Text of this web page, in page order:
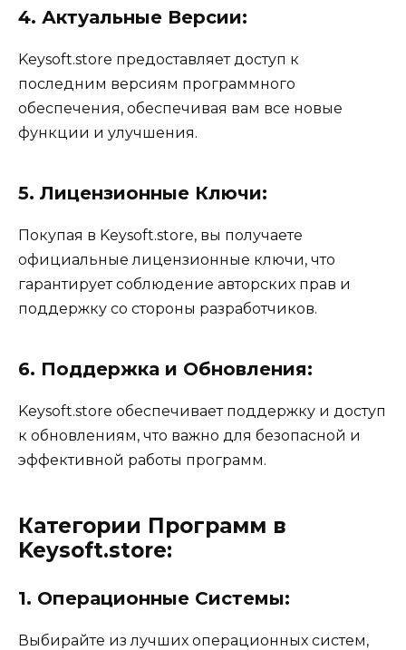
4. Актуальные Версии:
Keysoft.store предоставляет доступ к
последним версиям программного
обеспечения, обеспечивая вам все новые
функции и улучшения.
5. Лицензионные Ключи:
Покупая в Keysoft.store, вы получаете
официальные лицензионные ключи, что
гарантирует соблюдение авторских прав и
поддержку со стороны разработчиков.
6. Поддержка и Обновления:
Keysoft.store обеспечивает поддержку и доступ
к обновлениям, что важно для безопасной и
эффективной работы программ.
Категории Программ в
Keysoft.store:
1. Операционные Системы:
Выбирайте из лучших операционных систем,